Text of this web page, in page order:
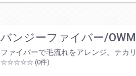
バンジーファイバー/
ファイバーで毛流れをアレンジ。テカ
☆☆☆☆☆ (0件)